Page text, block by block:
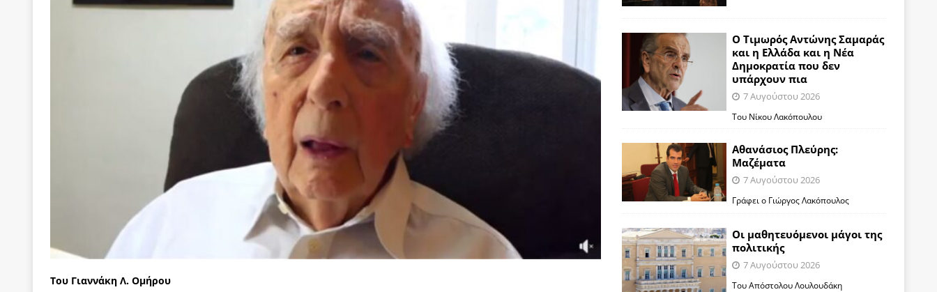
Μακάριος Λαζαρίδης: Έργο!
ΠΡΟΣΩΠΟΓΡΑΦΙΕΣ
Μετά την επίσκεψη Γκουτέρες
ΠΑΡΕΜΒΑΣΕΙΣ
Ο Τιμωρός Αντώνης Σαμαράς και η Ελλάδα και η Νέα Δημοκρατία που δεν υπάρχουν πια
[ 7 Αυγούστου 2026 ]
Αθανάσιος Πλεύρης: Μαζέματα
ΠΡΟΒΟΛΕΣ
[ 7 Αυγούστου 2026 ]
Οι μαθητευόμενοι μάγοι της πολιτικής
[ 6 Αυγούστου 2026 ]
Κ. Μητσοτάκης, Α. Τσίπρας, Μ. Καρυστιανού, Α. Σαμαράς: παλαιοί παίκτες και νέοι σε νέους ρόλους
-και οι εκλογές της Άνοιξης
[ 6 Αυγούστου 2026 ]
“Τίς γλαῦκ’ Ἀθήναζ’ ἤγαγεν”;
ΑΠΟΨΕΙΣ
[ 6 Αυγούστου 2026 ]
Το μεγάλο «ριφιφί» του Ταμείου Ανάκαμψης: Κυβερνητική απληστία και αντιπολιτευτική αφασία
[ 6 Αυγούστου 2026 ]
Του Γιαννάκη Λ. Ομήρου
Ο Τιμωρός Αντώνης Σαμαράς
και η Ελλάδα και η Νέα
Δημοκρατία που δεν
υπάρχουν πια
7 Αυγούστου 2026
Του Νίκου Λακόπουλου
Αθανάσιος Πλεύρης:
Μαζέματα
7 Αυγούστου 2026
Γράφει ο Γιώργος Λακόπουλος
Οι μαθητευόμενοι μάγοι της
πολιτικής
7 Αυγούστου 2026
Του Απόστολου Λουλουδάκη